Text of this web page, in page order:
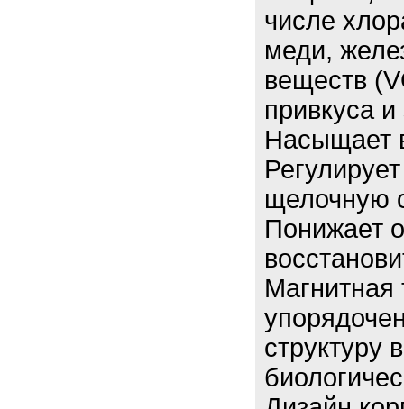
числе
меди,
веществ
привкуса
Насыщает
щелочную
Понижает
Магнитная
структуру